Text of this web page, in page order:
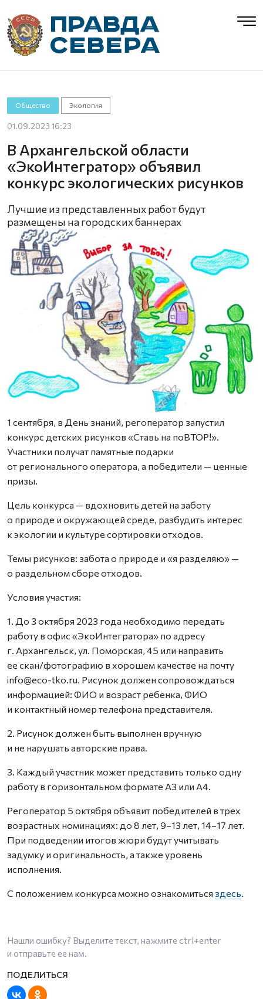
Общество Экология
01.09.2023 16:23
В Архангельской области
«ЭкоИнтегратор» объявил
конкурс экологических рисунков
Лучшие из представленных работ будут
размещены на городских баннерах
1 сентября, в День знаний, регоператор запустил
конкурс детских рисунков «Ставь на поВТОР!».
Участники получат памятные подарки
от регионального оператора, а победители — ценные
призы.
Цель конкурса — вдохновить детей на заботу
о природе и окружающей среде, разбудить интерес
к экологии и культуре сортировки отходов.
Темы рисунков: забота о природе и «я разделяю» —
о раздельном сборе отходов.
Условия участия:
1. До 3 октября 2023 года необходимо передать
работу в офис «ЭкоИнтегратора» по адресу
г. Архангельск, ул. Поморская, 45 или направить
ее скан/фотографию в хорошем качестве на почту
info@eco-tko.ru. Рисунок должен сопровождаться
информацией: ФИО и возраст ребенка, ФИО
и контактный номер телефона представителя.
2. Рисунок должен быть выполнен вручную
и не нарушать авторские права.
3. Каждый участник может представить только одну
работу в горизонтальном формате А3 или А4.
Регоператор 5 октября объявит победителей в трех
возрастных номинациях: до 8 лет, 9–13 лет, 14–17 лет.
При подведении итогов жюри будут учитывать
задумку и оригинальность, а также уровень
исполнения.
С положением конкурса можно ознакомиться здесь.
Нашли ошибку? Выделите текст, нажмите ctrl+enter
и отправьте ее нам.